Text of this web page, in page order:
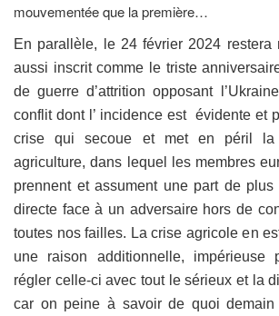
mouvementée que la première…
En parallèle, le 24 février 2024 restera
aussi inscrit comme le triste
de guerre d’attrition opposant
conflit dont l’ incidence est évidente et
crise qui secoue et met en péril la
agriculture, dans lequel les membres
prennent et assument une part de
directe face à un adversaire hors de
toutes nos failles. La crise agricole en
une raison additionnelle, impérieuse
régler celle-ci avec tout le sérieux et la
car on peine à savoir de quoi